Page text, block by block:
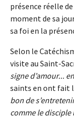
présence réelle
moment de sa
sa foi en la
Selon le
visite au Saint-
signe d’amour...
saints en ont fait
bon de
comme le disciple